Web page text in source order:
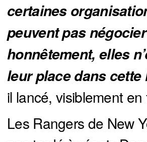
certaines
peuvent pas négocier
honnêtement, elles
leur place dans cette
il lancé, visiblement en
Les Rangers de New